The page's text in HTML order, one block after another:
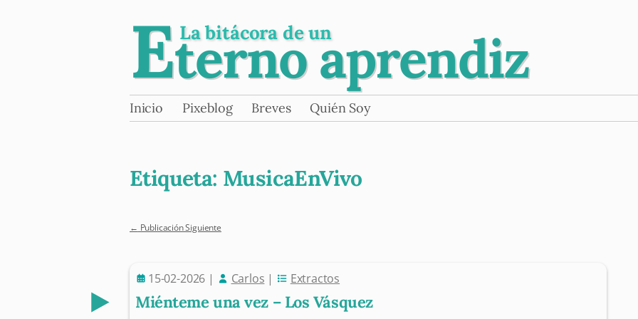
Eterno aprendiz
La bitácora de un
Skip
Inicio Pixeblog Breves Quién Soy
Etiqueta: MusicaEnVivo
← Publicación Siguiente
15-02-2026 | Carlos | Extractos
Miénteme una vez – Los Vásquez